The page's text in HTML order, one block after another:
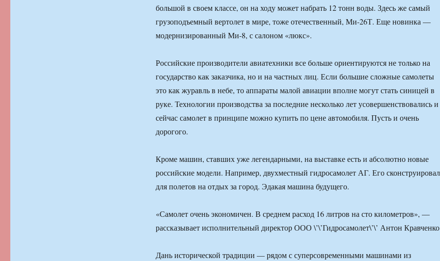
большой в своем классе, он на ходу может набрать 12 тонн воды. Здесь же самый
грузоподъемный вертолет в мире, тоже отечественный, Ми-26Т. Еще новинка —
модернизированный Ми-8, с салоном «люкс».
Российские производители авиатехники все больше ориентируются не только на
государство как заказчика, но и на частных лиц. Если большие сложные самолеты
это как журавль в небе, то аппараты малой авиации вполне могут стать синицей в
руке. Технологии производства за последние несколько лет усовершенствовались и
сейчас самолет в принципе можно купить по цене автомобиля. Пусть и очень
дорогого.
Кроме машин, ставших уже легендарными, на выставке есть и абсолютно новые
российские модели. Например, двухместный гидросамолет АГ. Его
для полетов на отдых за город. Эдакая машина будущего.
«Самолет очень экономичен. В среднем расход 16 литров на сто километров», —
рассказывает исполнительный директор ООО \’\’Гидросамолет\’\’ Антон
Дань исторической традиции — рядом с суперсовременными машинами из